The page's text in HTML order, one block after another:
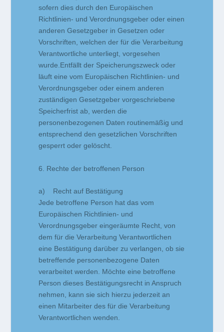
sofern dies durch den Europäischen
Richtlinien- und Verordnungsgeber oder einen
anderen Gesetzgeber in Gesetzen oder
Vorschriften, welchen der für die Verarbeitung
Verantwortliche unterliegt, vorgesehen
wurde.Entfällt der Speicherungszweck oder
läuft eine vom Europäischen Richtlinien- und
Verordnungsgeber oder einem anderen
zuständigen Gesetzgeber vorgeschriebene
Speicherfrist ab, werden die
personenbezogenen Daten routinemäßig und
entsprechend den gesetzlichen Vorschriften
gesperrt oder gelöscht.
6. Rechte der betroffenen Person
a) Recht auf Bestätigung
Jede betroffene Person hat das vom
Europäischen Richtlinien- und
Verordnungsgeber eingeräumte Recht, von
dem für die Verarbeitung Verantwortlichen
eine Bestätigung darüber zu verlangen, ob sie
betreffende personenbezogene Daten
verarbeitet werden. Möchte eine betroffene
Person dieses Bestätigungsrecht in Anspruch
nehmen, kann sie sich hierzu jederzeit an
einen Mitarbeiter des für die Verarbeitung
Verantwortlichen wenden.